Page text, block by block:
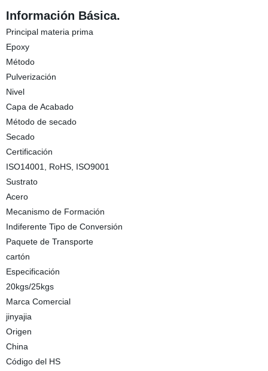
Información Básica.
Principal materia prima
Epoxy
Método
Pulverización
Nivel
Capa de Acabado
Método de secado
Secado
Certificación
ISO14001, RoHS, ISO9001
Sustrato
Acero
Mecanismo de Formación
Indiferente Tipo de Conversión
Paquete de Transporte
cartón
Especificación
20kgs/25kgs
Marca Comercial
jinyajia
Origen
China
Código del HS